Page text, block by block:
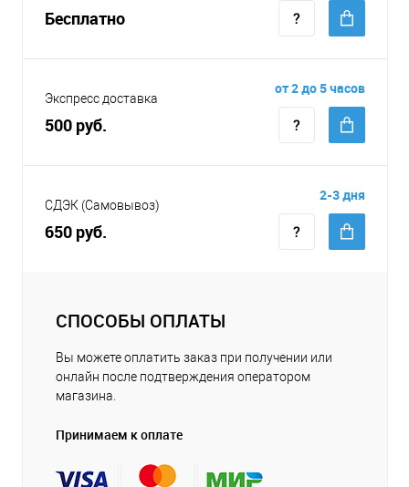
Бесплатно
Экспресс доставка
500 руб.
от 2 до 5 часов
СДЭК (Самовывоз)
650 руб.
2-3 дня
СПОСОБЫ ОПЛАТЫ
Вы можете оплатить заказ при получении или
онлайн после подтверждения оператором
магазина.
Принимаем к оплате